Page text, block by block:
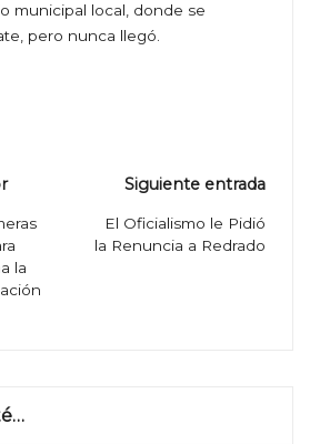
municipal local, donde se
pero nunca llegó.
la
Siguiente entrada
El Oficialismo le Pidió
la Renuncia a Redrado